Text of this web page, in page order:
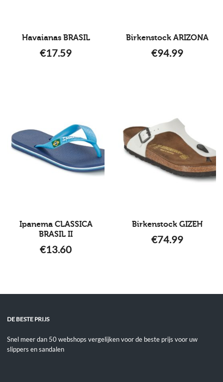
Havaianas BRASIL
€17.59
Birkenstock ARIZONA
€94.99
Ipanema CLASSICA
BRASIL II
€13.60
Birkenstock GIZEH
€74.99
DE BESTE PRIJS
Snel meer dan 50 webshops vergelijken voor de beste prijs voor uw
slippers en sandalen